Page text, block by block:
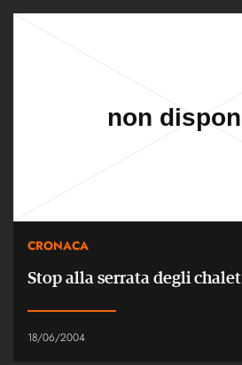
CRONACA
Stop alla serrata degli chalet
18/06/2004